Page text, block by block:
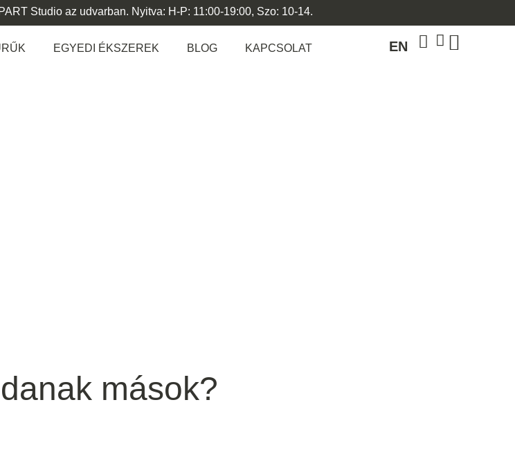
Studio az udvarban. Nyitva: H-P: 11:00-19:00, Szo: 10-14.
EGYEDI ÉKSZEREK BLOG KAPCSOLAT EN
mások?